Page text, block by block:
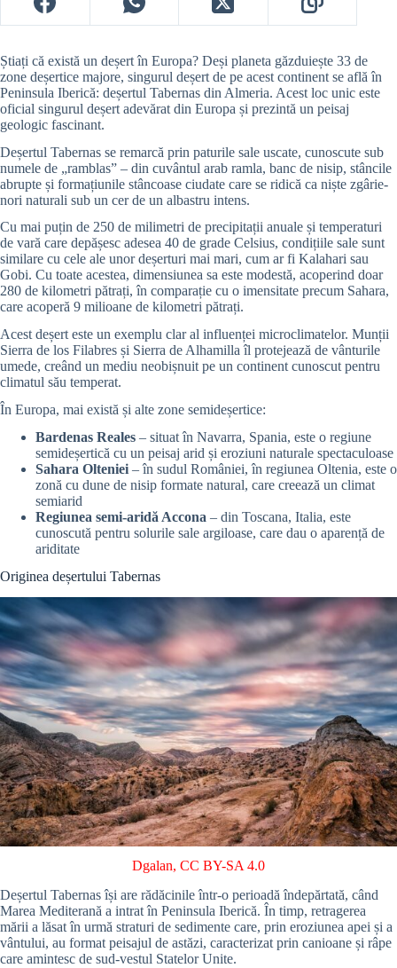
Știați că există un deșert în Europa? Deși planeta găzduiește 33 de
zone deșertice majore, singurul deșert de pe acest continent se află în
Peninsula Iberică: deșertul Tabernas din Almeria. Acest loc unic este
oficial singurul deșert adevărat din Europa și prezintă un peisaj
geologic fascinant.
Deșertul Tabernas se remarcă prin paturile sale uscate, cunoscute sub
numele de „ramblas” – din cuvântul arab ramla, banc de nisip, stâncile
abrupte și formațiunile stâncoase ciudate care se ridică ca niște zgârie-
nori naturali sub un cer de un albastru intens.
Cu mai puțin de 250 de milimetri de precipitații anuale și temperaturi
de vară care depășesc adesea 40 de grade Celsius, condițiile sale sunt
similare cu cele ale unor deșerturi mai mari, cum ar fi Kalahari sau
Gobi. Cu toate acestea, dimensiunea sa este modestă, acoperind doar
280 de kilometri pătrați, în comparație cu o imensitate precum Sahara,
care acoperă 9 milioane de kilometri pătrați.
Acest deșert este un exemplu clar al influenței microclimatelor. Munții
Sierra de los Filabres și Sierra de Alhamilla îl protejează de vânturile
umede, creând un mediu neobișnuit pe un continent cunoscut pentru
climatul său temperat.
În Europa, mai există și alte zone semideșertice:
Bardenas Reales – situat în Navarra, Spania, este o regiune
semideșertică cu un peisaj arid și eroziuni naturale spectaculoase
Sahara Olteniei – în sudul României, în regiunea Oltenia, este o
zonă cu dune de nisip formate natural, care creează un climat
semiarid
Regiunea semi-aridă Accona – din Toscana, Italia, este
cunoscută pentru solurile sale argiloase, care dau o aparență de
ariditate
Originea deșertului Tabernas
Dgalan, CC BY-SA 4.0
Deșertul Tabernas își are rădăcinile într-o perioadă îndepărtată, când
Marea Mediterană a intrat în Peninsula Iberică. În timp, retragerea
mării a lăsat în urmă straturi de sedimente care, prin eroziunea apei și a
vântului, au format peisajul de astăzi, caracterizat prin canioane și râpe
care amintesc de sud-vestul Statelor Unite.